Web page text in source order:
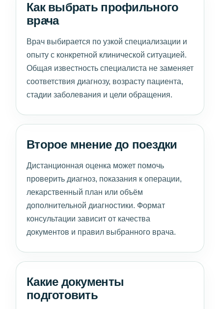
Как выбрать профильного
врача
Врач выбирается по узкой специализации и
опыту с конкретной клинической ситуацией.
Общая известность специалиста не заменяет
соответствия диагнозу, возрасту пациента,
стадии заболевания и цели обращения.
Второе мнение до поездки
Дистанционная оценка может помочь
проверить диагноз, показания к операции,
лекарственный план или объём
дополнительной диагностики. Формат
консультации зависит от качества
документов и правил выбранного врача.
Какие документы
подготовить